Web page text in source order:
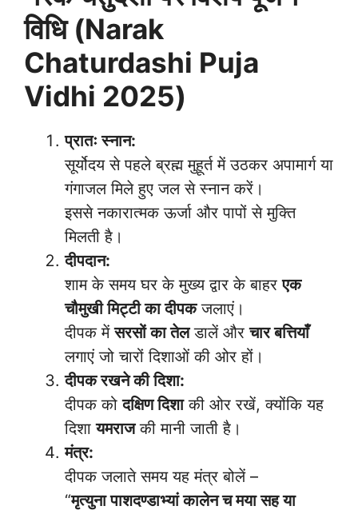
विधि (Narak
Chaturdashi Puja
Vidhi 2025)
प्रातः स्नान:
सूर्योदय से पहले ब्रह्म मुहूर्त में उठकर अपामार्ग या
गंगाजल मिले हुए जल से स्नान करें।
इससे नकारात्मक ऊर्जा और पापों से मुक्ति
मिलती है।
दीपदान:
शाम के समय घर के मुख्य द्वार के बाहरएक
चौमुखी मिट्टी का दीपकजलाएं।
दीपक मेंसरसों का तेलडालें औरचार बत्तियाँ
लगाएं जो चारों दिशाओं की ओर हों।
दीपक रखने की दिशा:
दीपक कोदक्षिण दिशाकी ओर रखें, क्योंकि यह
दिशायमराजकी मानी जाती है।
मंत्र:
दीपक जलाते समय यह मंत्र बोलें –
“मृत्युना पाशदण्डाभ्यां कालेन च मया सह या